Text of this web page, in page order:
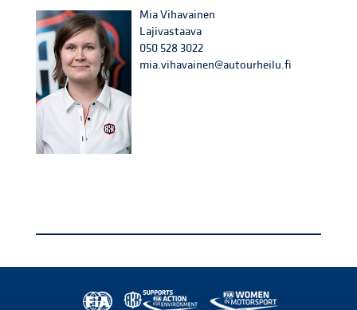
Mia Vihavainen
Lajivastaava
050 528 3022
mia.vihavainen@autourheilu.fi